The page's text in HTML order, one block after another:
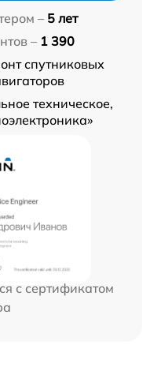
– 5 лет
– 1 390
спутниковых
техническое,
с сертификатом